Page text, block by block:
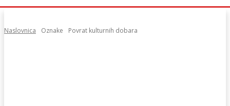
Naslovnica Oznake Povrat kulturnih dobara